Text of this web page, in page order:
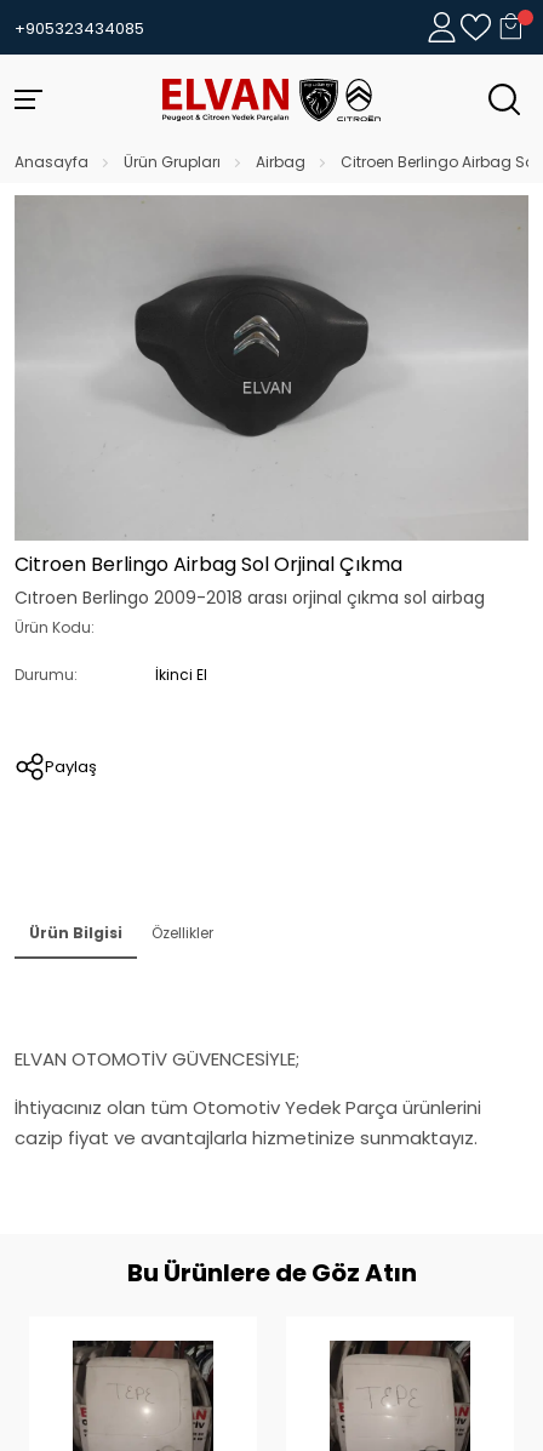
+905323434085
Anasayfa Ürün Grupları Airbag Citroen Berlingo Airbag Sol
Citroen Berlingo Airbag Sol Orjinal Çıkma
Cıtroen Berlingo 2009-2018 arası orjinal çıkma sol airbag
Ürün Kodu:
Durumu: İkinci El
Paylaş
Ürün Bilgisi Özellikler
ELVAN OTOMOTİV GÜVENCESİYLE;
İhtiyacınız olan tüm Otomotiv Yedek Parça ürünlerini
cazip fiyat ve avantajlarla hizmetinize sunmaktayız.
Bu Ürünlere de Göz Atın